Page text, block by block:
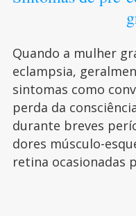
Quando a mulher
eclampsia,
sintomas como
perda da
durante breves
dores músculo-
retina ocasionadas